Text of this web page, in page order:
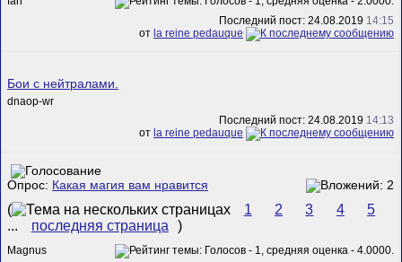
Последний пост: 24.08.2019 14:15
от la reine pedauque
Бои с нейтралами.
dnaop-wr
Последний пост: 24.08.2019 14:13
от la reine pedauque
Опрос: Какая магия вам нравится
( 1 2 3 4
5
...
последняя страница )
Magnus